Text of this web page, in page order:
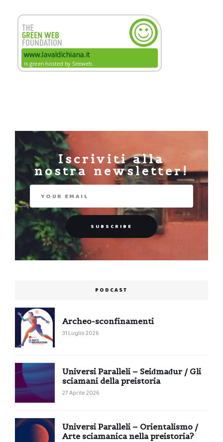
Iscriviti alla
nostra newsletter!
PODCAST
Archeo-sconfinamenti
31 Luglio 2026
Universi Paralleli – Seiđmađur / Gli
sciamani della preistoria
27 Aprile 2026
Universi Paralleli – Orientalismo /
Arte sciamanica nella preistoria?